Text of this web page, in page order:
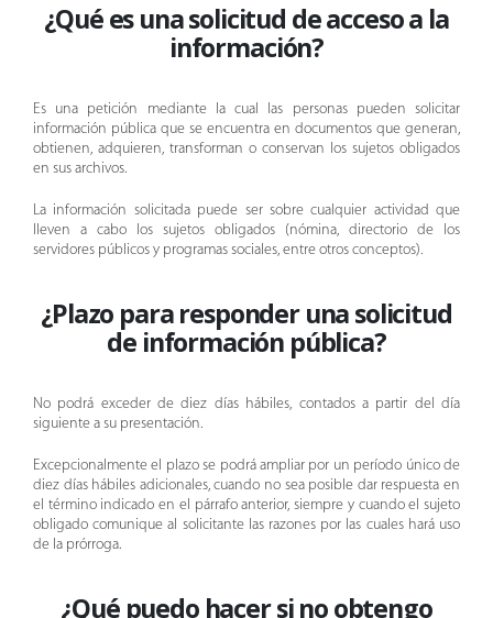
¿Qué es una solicitud de acceso a la
información?
Es una petición mediante la cual las personas pueden solicitar
información pública que se encuentra en documentos que generan,
obtienen, adquieren, transforman o conservan los sujetos obligados
en sus archivos.
La información solicitada puede ser sobre cualquier actividad que
lleven a cabo los sujetos obligados (nómina, directorio de los
servidores públicos y programas sociales, entre otros conceptos).
¿Plazo para responder una solicitud
de información pública?
No podrá exceder de diez días hábiles, contados a partir del día
siguiente a su presentación.
Excepcionalmente el plazo se podrá ampliar por un período único de
diez días hábiles adicionales, cuando no sea posible dar respuesta en
el término indicado en el párrafo anterior, siempre y cuando el sujeto
obligado comunique al solicitante las razones por las cuales hará uso
de la prórroga.
¿Qué puedo hacer si no obtengo